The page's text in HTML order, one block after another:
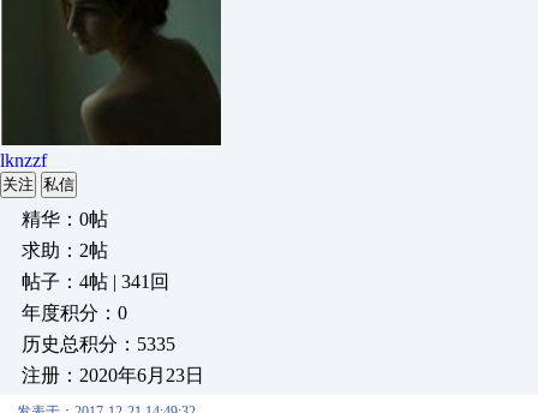
lknzzf
关注 私信
精华：0帖
求助：2帖
帖子：4帖 | 341回
年度积分：0
历史总积分：5335
注册：2020年6月23日